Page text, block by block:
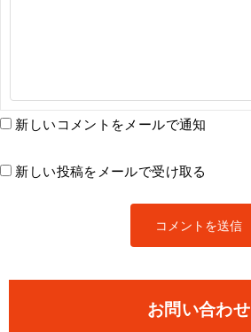
新しいコメントをメールで通知
新しい投稿をメールで受け取る
お問い合わせ